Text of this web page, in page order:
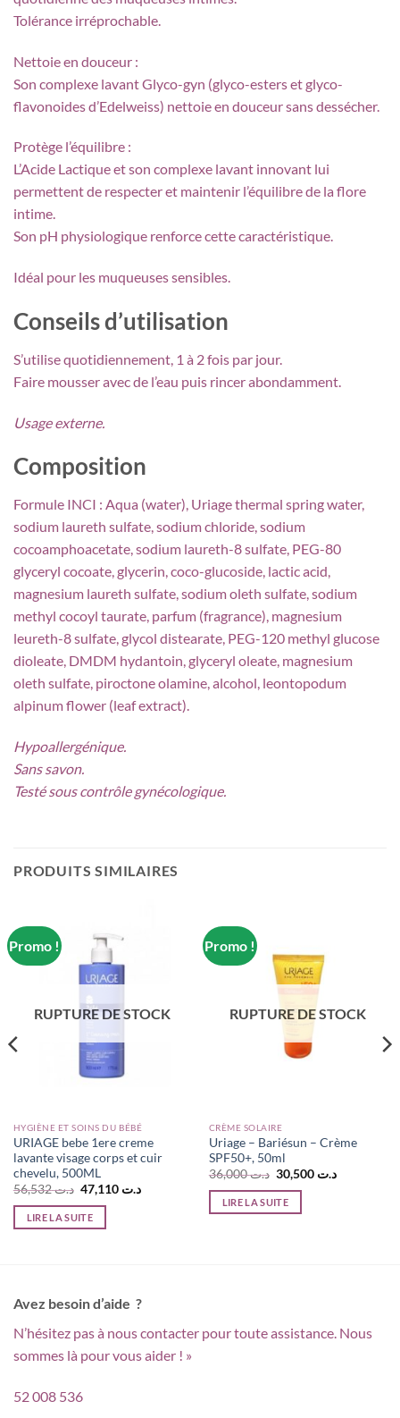
Tolérance irréprochable.
Nettoie en douceur :
Son complexe lavant Glyco-gyn (glyco-esters et glyco-
flavonoides d’Edelweiss) nettoie en douceur sans dessécher.
Protège l’équilibre :
L’Acide Lactique et son complexe lavant innovant lui
permettent de respecter et maintenir l’équilibre de la flore
intime.
Son pH physiologique renforce cette caractéristique.
Idéal pour les muqueuses sensibles.
Conseils d’utilisation
S’utilise quotidiennement, 1 à 2 fois par jour.
Faire mousser avec de l’eau puis rincer abondamment.
Usage externe.
Composition
Formule INCI : Aqua (water), Uriage thermal spring water,
sodium laureth sulfate, sodium chloride, sodium
cocoamphoacetate, sodium laureth-8 sulfate, PEG-80
glyceryl cocoate, glycerin, coco-glucoside, lactic acid,
magnesium laureth sulfate, sodium oleth sulfate, sodium
methyl cocoyl taurate, parfum (fragrance), magnesium
leureth-8 sulfate, glycol distearate, PEG-120 methyl glucose
dioleate, DMDM hydantoin, glyceryl oleate, magnesium
oleth sulfate, piroctone olamine, alcohol, leontopodum
alpinum flower (leaf extract).
Hypoallergénique.
Sans savon.
Testé sous contrôle gynécologique.
PRODUITS SIMILAIRES
Promo !
RUPTURE DE STOCK
HYGIÈNE ET SOINS DU BÉBÉ
URIAGE bebe 1ere creme
lavante visage corps et cuir
chevelu, 500ML
د.ت56,532
Le
prix
initial
était :
د.ت 47,110
Le
LIRE LA SUITE
Promo !
RUPTURE DE STOCK
CRÈME SOLAIRE
Uriage – Bariésun – Crème
SPF50+, 50ml
د.ت36,000
Le
prix
initial
était :
د.ت 30,500
Le
LIRE LA SUITE
Avez besoin d’aide ?
N’hésitez pas à nous contacter pour toute assistance. Nous
sommes là pour vous aider ! »
52 008 536